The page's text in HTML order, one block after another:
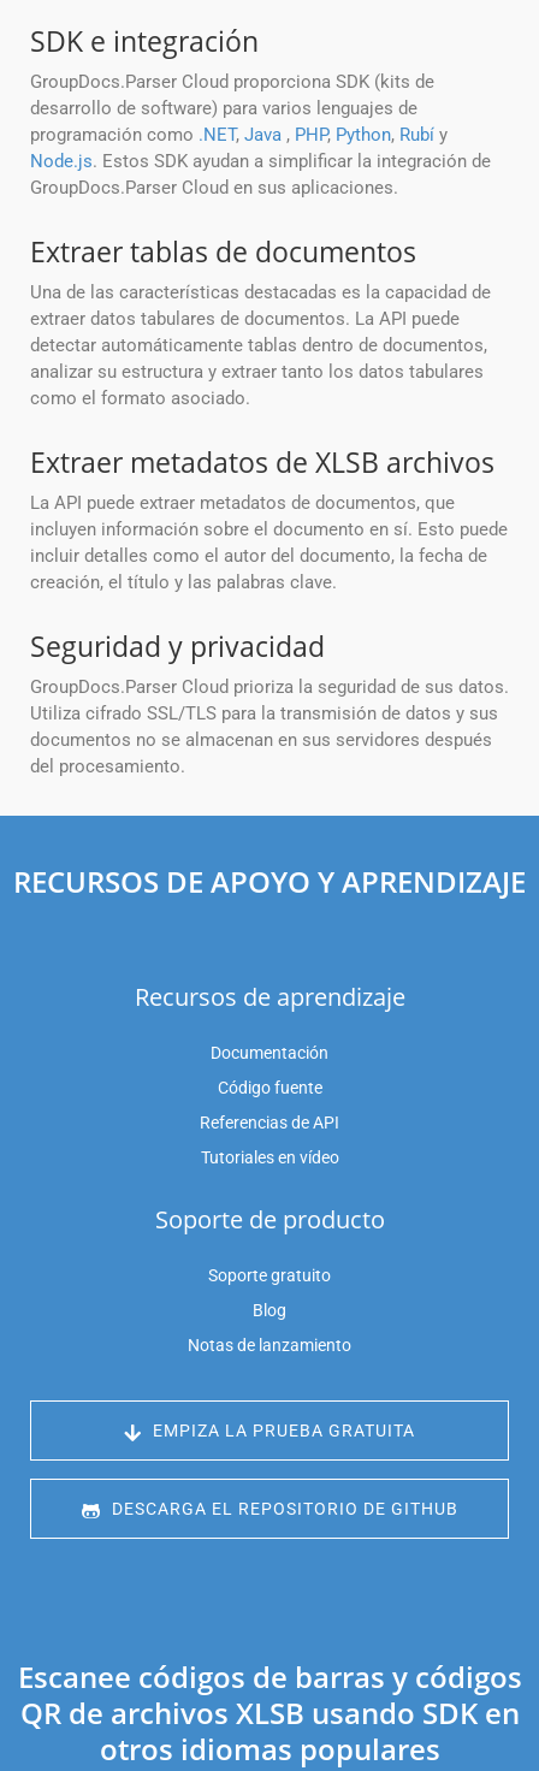
SDK e integración
GroupDocs.Parser Cloud proporciona SDK (kits de
desarrollo de software) para varios lenguajes de
programación como .NET, Java , PHP, Python, Rubí y
Node.js. Estos SDK ayudan a simplificar la integración de
GroupDocs.Parser Cloud en sus aplicaciones.
Extraer tablas de documentos
Una de las características destacadas es la capacidad de
extraer datos tabulares de documentos. La API puede
detectar automáticamente tablas dentro de documentos,
analizar su estructura y extraer tanto los datos tabulares
como el formato asociado.
Extraer metadatos de XLSB archivos
La API puede extraer metadatos de documentos, que
incluyen información sobre el documento en sí. Esto puede
incluir detalles como el autor del documento, la fecha de
creación, el título y las palabras clave.
Seguridad y privacidad
GroupDocs.Parser Cloud prioriza la seguridad de sus datos.
Utiliza cifrado SSL/TLS para la transmisión de datos y sus
documentos no se almacenan en sus servidores después
del procesamiento.
RECURSOS DE APOYO Y APRENDIZAJE
Recursos de aprendizaje
Documentación
Código fuente
Referencias de API
Tutoriales en vídeo
Soporte de producto
Soporte gratuito
Blog
Notas de lanzamiento
EMPIZA LA PRUEBA GRATUITA
DESCARGA EL REPOSITORIO DE GITHUB
Escanee códigos de barras y códigos
QR de archivos XLSB usando SDK en
otros idiomas populares